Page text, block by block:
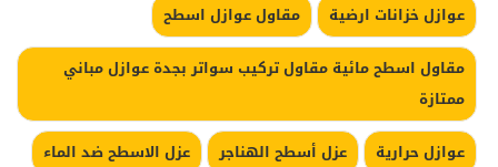
عوازل خزانات ارضية
مقاول عوازل اسطح
مقاول اسطح مائية مقاول تركيب سواتر بجدة عوازل مباني
ممتازة
عوازل حرارية
عزل أسطح الهناجر
عزل الاسطح ضد الماء